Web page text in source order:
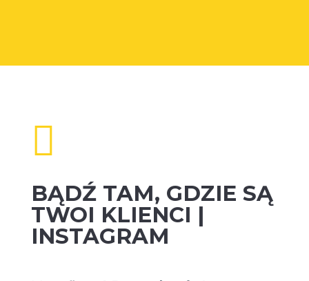

BĄDŹ TAM, GDZIE SĄ
TWOI KLIENCI |
INSTAGRAM